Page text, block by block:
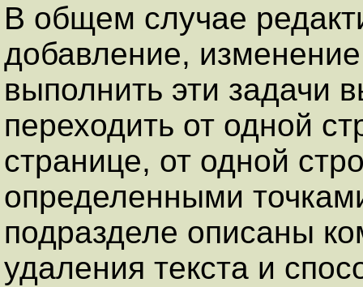
В общем случае
добавление,
выполнить эти задачи
переходить от одной
странице, от одной
определенными
подразделе описаны
удаления текста и